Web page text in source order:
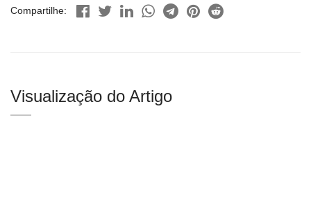
Compartilhe:
Visualização do Artigo